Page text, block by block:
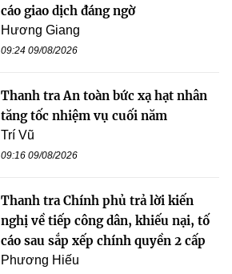
cáo giao dịch đáng ngờ
Hương Giang
09:24 09/08/2026
Thanh tra An toàn bức xạ hạt nhân
tăng tốc nhiệm vụ cuối năm
Trí Vũ
09:16 09/08/2026
Thanh tra Chính phủ trả lời kiến
nghị về tiếp công dân, khiếu nại, tố
cáo sau sắp xếp chính quyền 2 cấp
Phương Hiếu